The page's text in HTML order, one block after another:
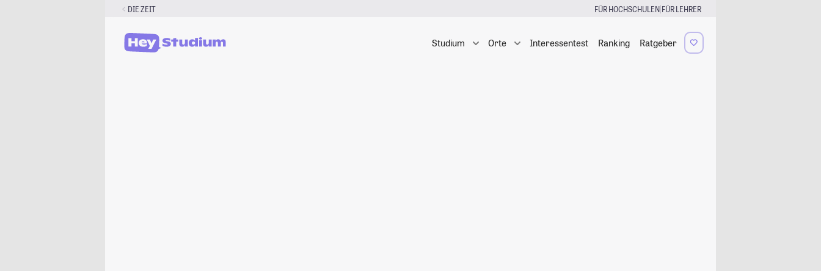
DIE ZEIT FÜR HOCHSCHULEN|FÜR LEHRER
Studium Orte Interessentest Ranking Ratgeber